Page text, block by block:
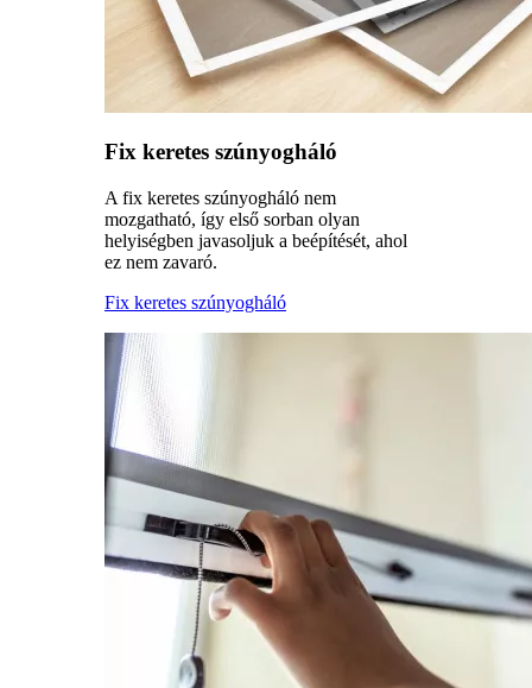
Fix keretes szúnyogháló
A fix keretes szúnyogháló nem
mozgatható, így első sorban olyan
helyiségben javasoljuk a beépítését, ahol
ez nem zavaró.
Fix keretes szúnyogháló